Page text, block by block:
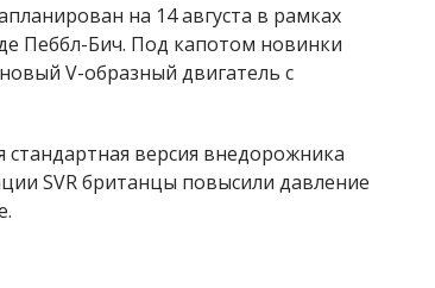
на 14 августа в рамках
Пеббл-Бич. Под капотом новинки
V-образный двигатель с
версия внедорожника
SVR британцы повысили давление